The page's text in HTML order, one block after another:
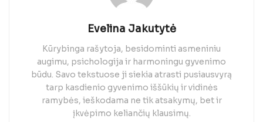
Evelina Jakutytė
Kūrybinga rašytoja, besidominti asmeniniu
augimu, psichologija ir harmoningu gyvenimo
būdu. Savo tekstuose ji siekia atrasti pusiausvyrą
tarp kasdienio gyvenimo iššūkių ir vidinės
ramybės, ieškodama ne tik atsakymų, bet ir
įkvėpimo keliančių klausimų.